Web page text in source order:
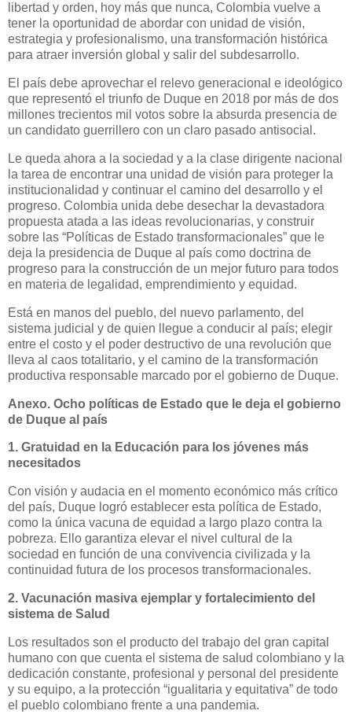
libertad y orden, hoy más que nunca, Colombia vuelve a
tener la oportunidad de abordar con unidad de visión,
estrategia y profesionalismo, una transformación histórica
para atraer inversión global y salir del subdesarrollo.
El país debe aprovechar el relevo generacional e ideológico
que representó el triunfo de Duque en 2018 por más de dos
millones trecientos mil votos sobre la absurda presencia de
un candidato guerrillero con un claro pasado antisocial.
Le queda ahora a la sociedad y a la clase dirigente nacional
la tarea de encontrar una unidad de visión para proteger la
institucionalidad y continuar el camino del desarrollo y el
progreso. Colombia unida debe desechar la devastadora
propuesta atada a las ideas revolucionarias, y construir
sobre las “Políticas de Estado transformacionales” que le
deja la presidencia de Duque al país como doctrina de
progreso para la construcción de un mejor futuro para todos
en materia de legalidad, emprendimiento y equidad.
Está en manos del pueblo, del nuevo parlamento, del
sistema judicial y de quien llegue a conducir al país; elegir
entre el costo y el poder destructivo de una revolución que
lleva al caos totalitario, y el camino de la transformación
productiva responsable marcado por el gobierno de Duque.
Anexo. Ocho políticas de Estado que le deja el gobierno
de Duque al país
1. Gratuidad en la Educación para los jóvenes más
necesitados
Con visión y audacia en el momento económico más crítico
del país, Duque logró establecer esta política de Estado,
como la única vacuna de equidad a largo plazo contra la
pobreza. Ello garantiza elevar el nivel cultural de la
sociedad en función de una convivencia civilizada y la
continuidad futura de los procesos transformacionales.
2. Vacunación masiva ejemplar y fortalecimiento del
sistema de Salud
Los resultados son el producto del trabajo del gran capital
humano con que cuenta el sistema de salud colombiano y la
dedicación constante, profesional y personal del presidente
y su equipo, a la protección “igualitaria y equitativa” de todo
el pueblo colombiano frente a una pandemia.